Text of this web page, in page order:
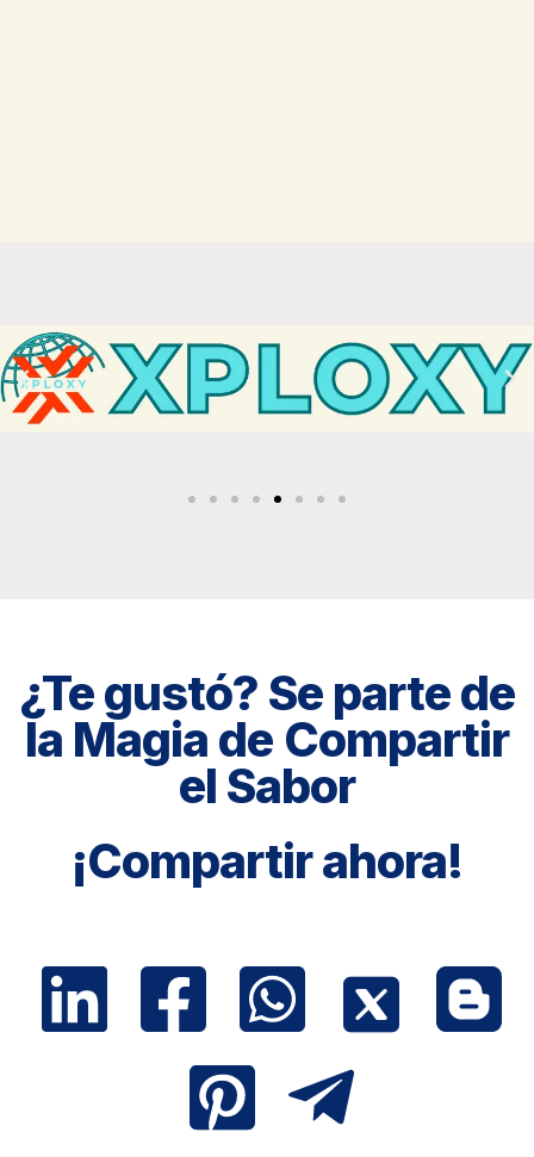
¿Te gustó? Se parte de
la Magia de Compartir
el Sabor
¡Compartir ahora!